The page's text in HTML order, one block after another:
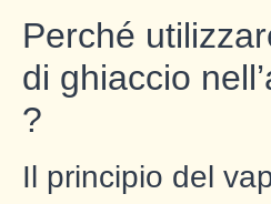
Perché
di ghiaccio
?
Il principio del